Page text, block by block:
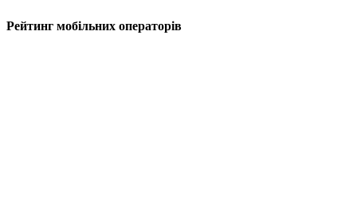
Рейтинг мобільних операторів